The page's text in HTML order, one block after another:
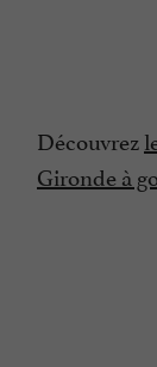
Découvrez
Gironde à